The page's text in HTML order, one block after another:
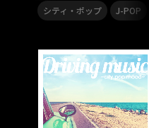
シティ・ポップ J-POP